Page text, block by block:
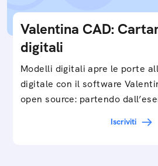
Valentina CAD:
digitali
Modelli digitali apre le porte
digitale con il software
open source: partendo
Iscriviti